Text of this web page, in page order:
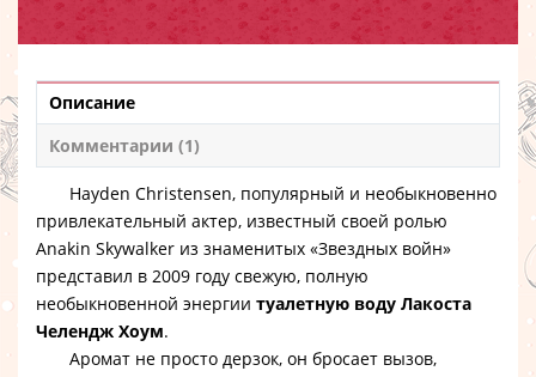
Описание
Комментарии (1)
Hayden Christensen, популярный и необыкновенно
привлекательный актер, известный своей ролью
Anakin Skywalker из знаменитых «Звездных войн»
представил в 2009 году свежую, полную
необыкновенной энергии туалетную воду Лакоста
Челендж Хоум.
Аромат не просто дерзок, он бросает вызов,